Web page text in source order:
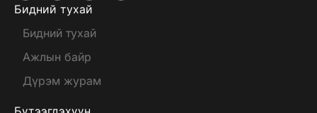
Бидний тухай
Бидний тухай
Ажлын байр
Дүрэм журам